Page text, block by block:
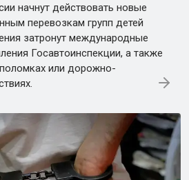
начнут действовать новые
перевозкам групп детей
затронут международные
Госавтоинспекции, а также
или дорожно-